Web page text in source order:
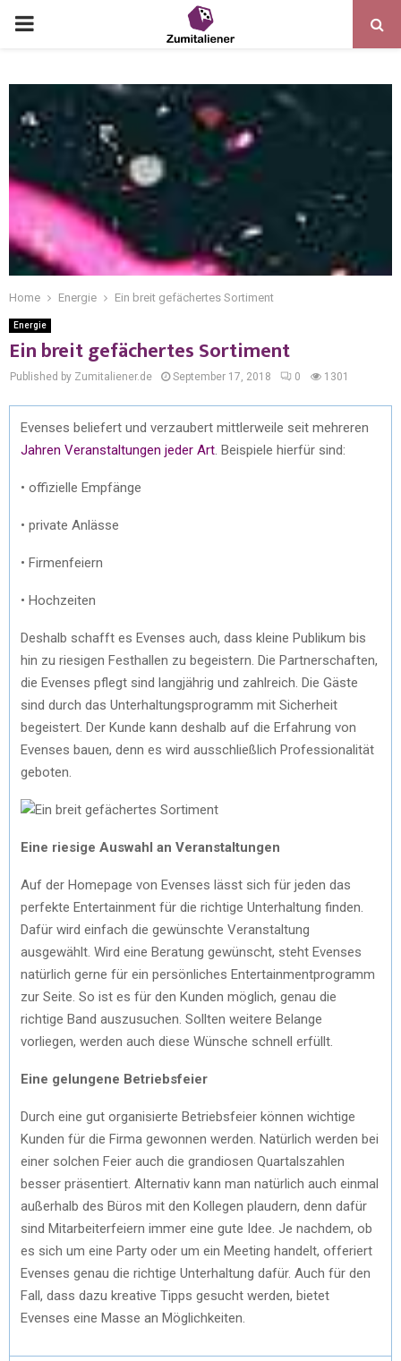
Home Energie Ein breit gefächertes Sortiment
Energie
Ein breit gefächertes Sortiment
Published by Zumitaliener.de September 17, 2018 0 1301
Evenses beliefert und verzaubert mittlerweile seit mehreren
Jahren Veranstaltungen jeder Art . Beispiele hierfür sind:
• offizielle Empfänge
• private Anlässe
• Firmenfeiern
• Hochzeiten
Deshalb schafft es Evenses auch, dass kleine Publikum bis
hin zu riesigen Festhallen zu begeistern. Die Partnerschaften,
die Evenses pflegt sind langjährig und zahlreich. Die Gäste
sind durch das Unterhaltungsprogramm mit Sicherheit
begeistert. Der Kunde kann deshalb auf die Erfahrung von
Evenses bauen, denn es wird ausschließlich Professionalität
geboten.
Eine riesige Auswahl an Veranstaltungen
Auf der Homepage von Evenses lässt sich für jeden das
perfekte Entertainment für die richtige Unterhaltung finden.
Dafür wird einfach die gewünschte Veranstaltung
ausgewählt. Wird eine Beratung gewünscht, steht Evenses
natürlich gerne für ein persönliches Entertainmentprogramm
zur Seite. So ist es für den Kunden möglich, genau die
richtige Band auszusuchen. Sollten weitere Belange
vorliegen, werden auch diese Wünsche schnell erfüllt.
Eine gelungene Betriebsfeier
Durch eine gut organisierte Betriebsfeier können wichtige
Kunden für die Firma gewonnen werden. Natürlich werden bei
einer solchen Feier auch die grandiosen Quartalszahlen
besser präsentiert. Alternativ kann man natürlich auch einmal
außerhalb des Büros mit den Kollegen plaudern, denn dafür
sind Mitarbeiterfeiern immer eine gute Idee. Je nachdem, ob
es sich um eine Party oder um ein Meeting handelt, offeriert
Evenses genau die richtige Unterhaltung dafür. Auch für den
Fall, dass dazu kreative Tipps gesucht werden, bietet
Evenses eine Masse an Möglichkeiten.